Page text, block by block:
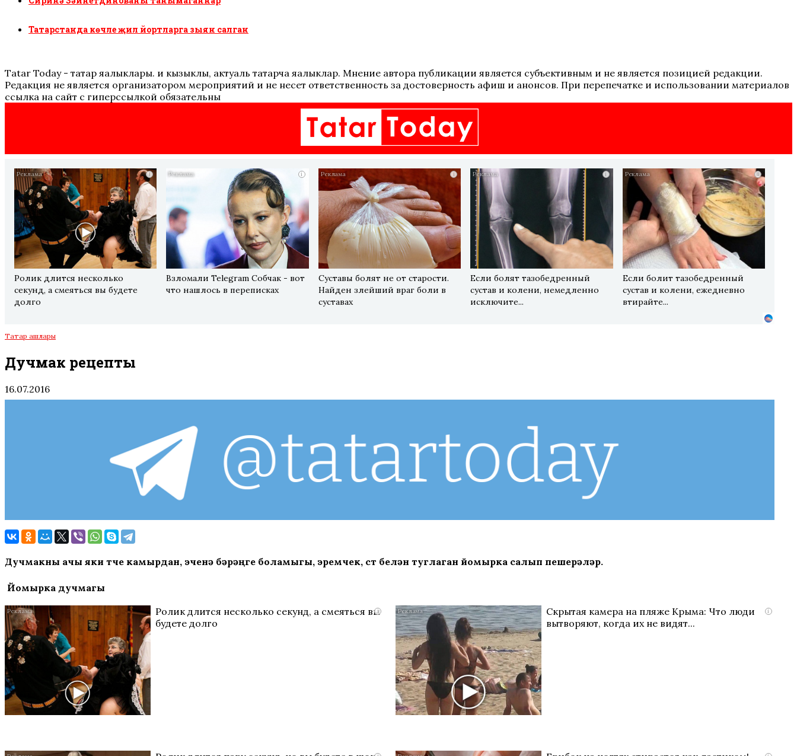
Татарстанда көчле җил йортларга зыян салган
Tatar Today - татар яңалыклары. иң кызыклы, актуаль татарча яңалыклар. Мнение автора публикации является субъективным и не является позицией редакции.
Редакция не является организатором мероприятий и не несет ответственность за достоверность афиш и анонсов. При перепечатке и использовании материалов
ссылка на сайт с гиперссылкой обязательны
i
Ролик длится несколько
секунд, а смеяться вы будете
долго
i
Взломали Telegram Собчак - вот
что нашлось в переписках
i
Суставы болят не от старости.
Найден злейший враг боли в
суставах
i
Если болят тазобедренный
сустав и колени, немедленно
исключите...
i
Если болит тазобедренный
сустав и колени, ежедневно
втирайте...
Татар ашлары
Дучмак рецепты
16.07.2016
Дучмакны ачы яки төче камырдан, эченә бәрәңге боламыгы, эремчек, сөт белән туглаган йомырка салып пешерәләр.
Йомырка дучмагы
i
Ролик длится несколько секунд, а смеяться вы
будете долго
i
Скрытая камера на пляже Крыма: Что люди
вытворяют, когда их не видят...